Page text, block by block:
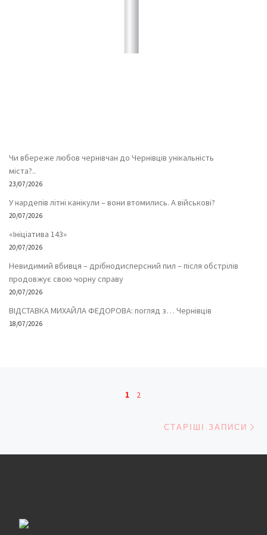
Чи вбереже любов чернівчан до Чернівців унікальність
міста?..
23/07/2026
У нардепів літні канікули – вони втомились. А військові?
20/07/2026
«Ініціатива 143»
20/07/2026
Невидимий вбивця – дрібнодисперсний пил – після обстрілів
продовжує свою чорну справу
20/07/2026
ВІДСТАВКА МИХАЙЛА ФЕДОРОВА: погляд з… Чернівців
18/07/2026
Навігація записів
1 2
СТАРІШІ ЗАПИСИ